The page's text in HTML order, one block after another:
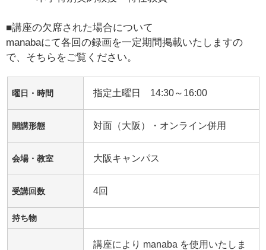
■講座の欠席された場合について
manabaにて各回の録画を一定期間掲載いたしますの
で、そちらをご覧ください。
曜日・時間 指定土曜日 14:30～16:00
開講形態 対面（大阪）・オンライン併用
会場・教室 大阪キャンパス
受講回数 4回
持ち物
講座により manaba を使用いたしま